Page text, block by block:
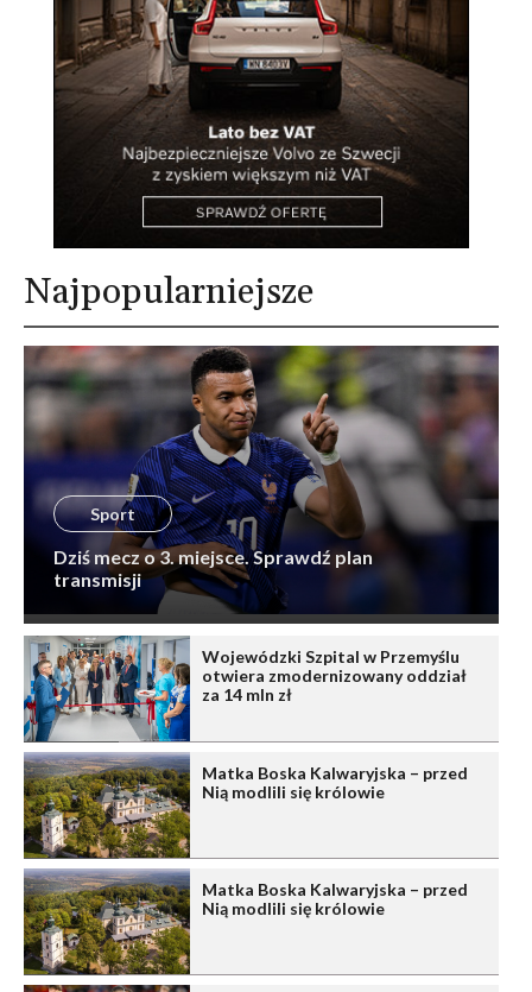
Najpopularniejsze
Sport
Dziś mecz o 3. miejsce. Sprawdź plan
transmisji
Wojewódzki Szpital w Przemyślu
otwiera zmodernizowany oddział
za 14 mln zł
Matka Boska Kalwaryjska – przed
Nią modlili się królowie
Matka Boska Kalwaryjska – przed
Nią modlili się królowie